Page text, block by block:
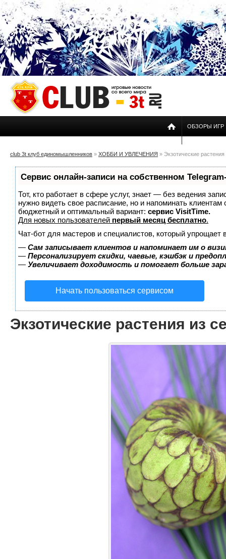
ОБЗОРЫ ИГР
club 3t клуб единомышленников » ХОББИ И УВЛЕЧЕНИЯ » Экзотические
Сервис онлайн-записи на собственном
Тот, кто работает в сфере услуг, знает — без ведения
нужно видеть свое расписание, но и напоминать
бюджетный и оптимальный вариант: сервис VisitTime.
Для новых пользователей первый месяц бесплатно.
Чат-бот для мастеров и специалистов, который упрощает
— Сам записывает клиентов и напоминает им о
— Персонализирует скидки, чаевые, кэшбэк и
— Увеличивает доходимость и помогает больше
Начать пользоваться сервисом
Экзотические растения из